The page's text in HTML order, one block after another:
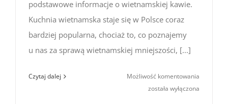
podstawowe informacje o wietnamskiej kawie.
Kuchnia wietnamska staje się w Polsce coraz
bardziej popularna, chociaż to, co poznajemy
u nas za sprawą wietnamskiej mniejszości, [...]
Czytaj dalej Możliwość komentowania
została wyłączona